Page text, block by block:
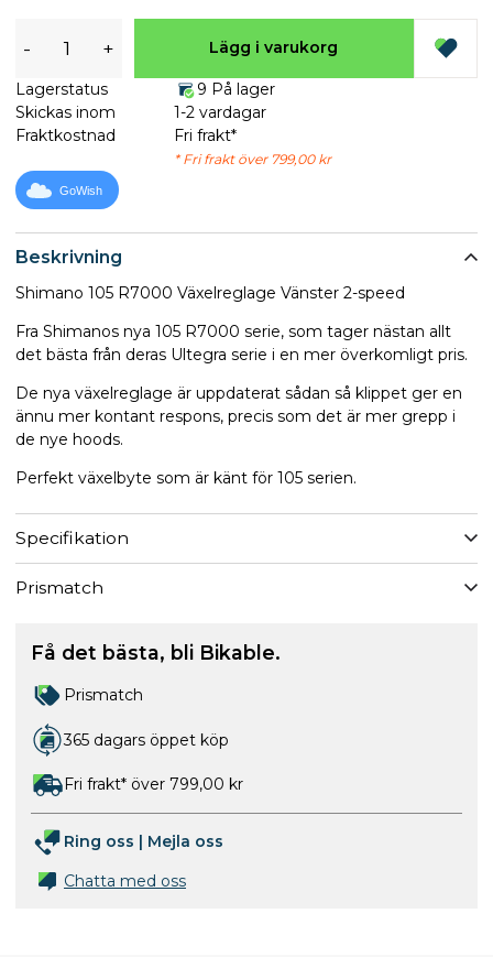
Beskrivning
Shimano 105 R7000 Växelreglage Vänster 2-speed
Fra Shimanos nya 105 R7000 serie, som tager nästan allt
det bästa från deras Ultegra serie i en mer överkomligt pris.
De nya växelreglage är uppdaterat sådan så klippet ger en
ännu mer kontant respons, precis som det är mer grepp i
de nye hoods.
Perfekt växelbyte som är känt för 105 serien.
Specifikation
Prismatch
- + Lägg i varukorg
Lagerstatus
9 På lager
Skickas inom
1-2 vardagar
Fraktkostnad
Fri frakt*
* Fri frakt över 799,00 kr
GoWish
Få det bästa, bli Bikable.
Prismatch
365 dagars öppet köp
Fri frakt* över 799,00 kr
Ring oss | Mejla oss
Chatta med oss